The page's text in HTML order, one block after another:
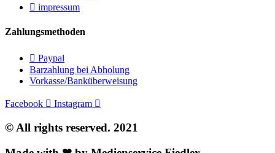
impressum
Zahlungsmethoden
Paypal
Barzahlung bei Abholung
Vorkasse/Banküberweisung
Facebook Instagram
© All rights reserved. 2021